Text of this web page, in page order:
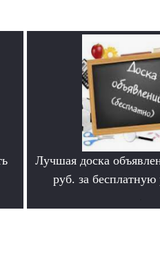
Лучшая доска
руб. за бесплатную